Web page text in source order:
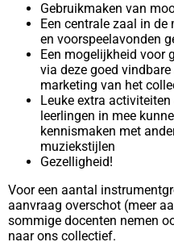
Gebruikmaken van
Een centrale zaal in
en voorspeelavonden
Een mogelijkheid voor
via deze goed
marketing van het
Leuke extra
leerlingen in mee
kennismaken met
muziekstijlen
Gezelligheid!
Voor een aantal
aanvraag overschot (meer
sommige docenten nemen
naar ons collectief.